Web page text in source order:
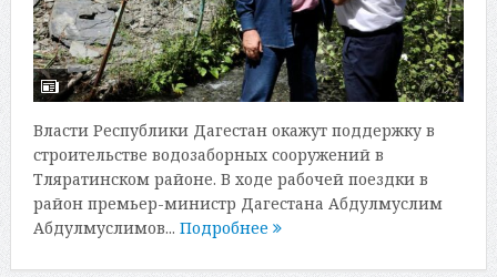
Власти Республики Дагестан окажут поддержку в
строительстве водозаборных сооружений в
Тляратинском районе. В ходе рабочей поездки в
район премьер-министр Дагестана Абдулмуслим
Абдулмуслимов... Подробнее